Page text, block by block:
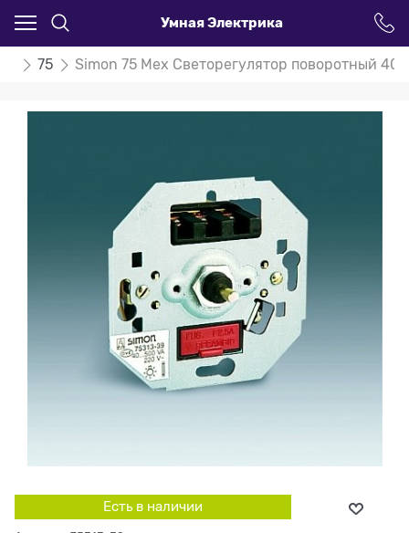
Умная Электрика
75 Simon 75 Мех Светорегулятор поворотный
Есть в наличии